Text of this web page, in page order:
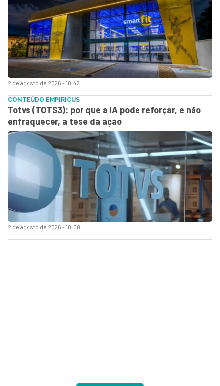
2 de agosto de 2026 - 10:42
2 de agosto de 2026 - 10:00
CONTEÚDO EMPIRICUS
Totvs (TOTS3): por que a IA pode reforçar, e não
enfraquecer, a tese da ação